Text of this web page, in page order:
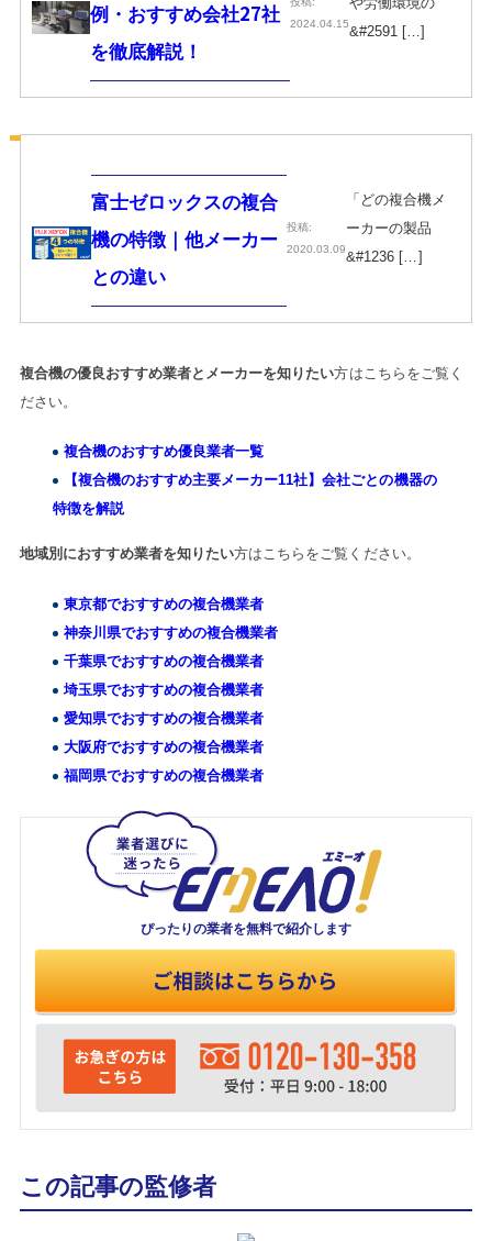
例・おすすめ会社27社
を徹底解説！
2024.04.15&#2591 […]
富士ゼロックスの複合
機の特徴｜他メーカー
との違い
投稿:
2020.03.09
「どの複合機メ
ーカーの製品
&#1236 […]
複合機の優良おすすめ業者とメーカーを知りたい方はこちらをご覧く
ださい。
複合機のおすすめ優良業者一覧
【複合機のおすすめ主要メーカー11社】会社ごとの機器の
特徴を解説
地域別におすすめ業者を知りたい方はこちらをご覧ください。
東京都でおすすめの複合機業者
神奈川県でおすすめの複合機業者
千葉県でおすすめの複合機業者
埼玉県でおすすめの複合機業者
愛知県でおすすめの複合機業者
大阪府でおすすめの複合機業者
福岡県でおすすめの複合機業者
ぴったりの業者を無料で紹介します
この記事の監修者